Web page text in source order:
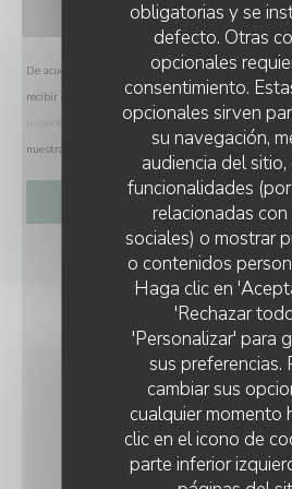
obligatorias y se
defecto. Otras
opcionales
consentimiento.
opcionales sirven
su navegación,
audiencia del
funcionalidades
relacionadas con
sociales) o mostrar
o contenidos
Haga clic en
'Rechazar
'Personalizar' para
sus preferencias.
cambiar sus
cualquier momento
clic en el icono de
parte inferior
De acuerdo con la normativa de protección de datos,
recibir comunicaciones comerciales inscribiéndose en
listarobinson.es
. Para más información sobre el
nuestra
L'AUBERGE AUX 4